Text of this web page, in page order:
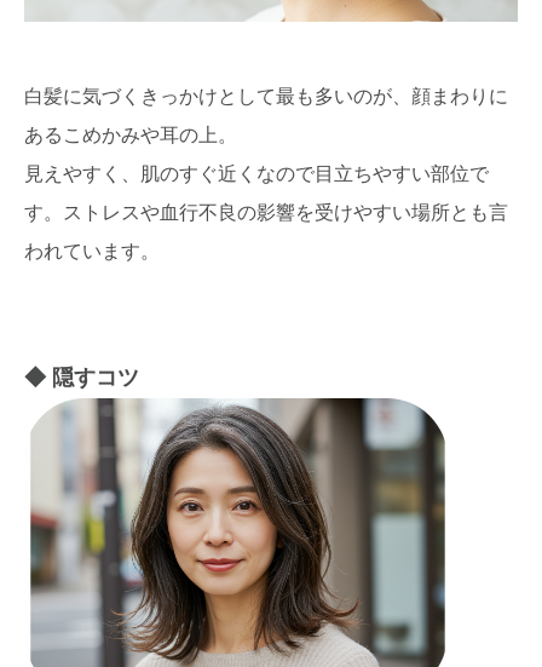
白髪に気づくきっかけとして最も多いのが、顔まわりに
あるこめかみや耳の上。
見えやすく、肌のすぐ近くなので目立ちやすい部位で
す。ストレスや血行不良の影響を受けやすい場所とも言
われています。
隠すコツ